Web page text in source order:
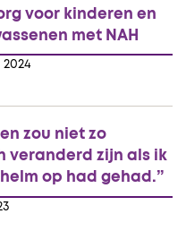
voor kinderen en
met NAH
zou niet zo
veranderd zijn als ik
op had gehad.”